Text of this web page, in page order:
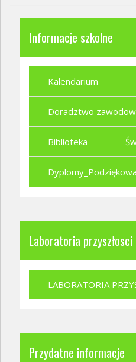
Informacje szkolne
Kalendarium
Doradztwo
Biblioteka
Laboratoria przyszłosci
LABORATORIA
Przydatne informacje